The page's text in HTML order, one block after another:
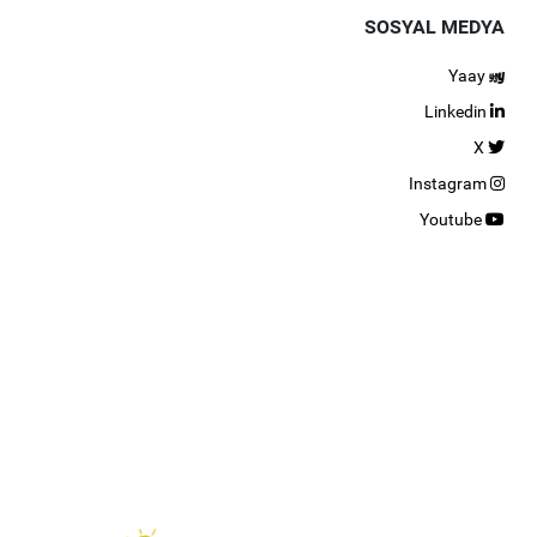
SOSYAL MEDYA
Yaay
Linkedin
X
Instagram
Youtube